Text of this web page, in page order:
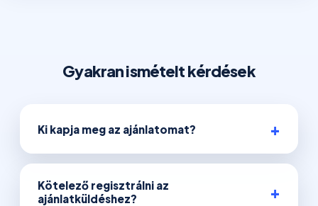
Gyakran ismételt kérdések
Ki kapja meg az ajánlatomat?
Kötelező regisztrálni az
ajánlatküldéshez?